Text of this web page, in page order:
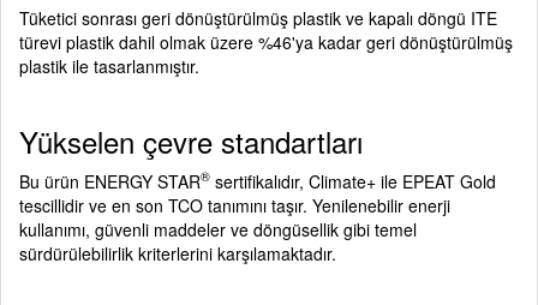
Tüketici sonrası geri dönüştürülmüş plastik ve kapalı döngü ITE
türevi plastik dahil olmak üzere %46'ya kadar geri dönüştürülmüş
plastik ile tasarlanmıştır.
Yükselen çevre standartları
Bu ürün ENERGY STAR® sertifikalıdır, Climate+ ile EPEAT Gold
tescillidir ve en son TCO tanımını taşır. Yenilenebilir enerji
kullanımı, güvenli maddeler ve döngüsellik gibi temel
sürdürülebilirlik kriterlerini karşılamaktadır.